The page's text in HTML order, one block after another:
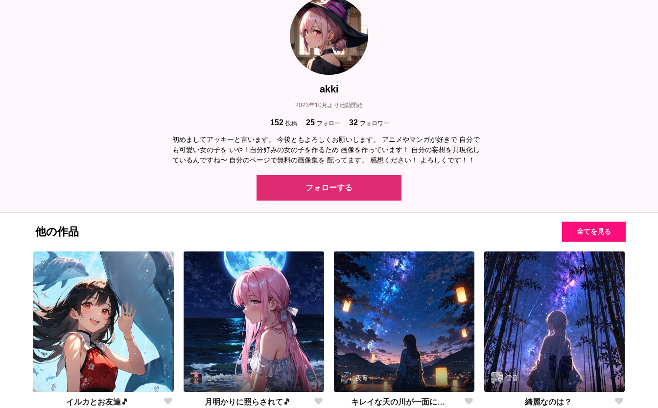
akki
2023年10月より活動開始
152 投稿 25 フォロー 32 フォロワー
初めましてアッキーと言います。 今後ともよろしくお願いします。 アニメやマンガが好きで 自分で
も可愛い女の子を いや！自分好みの女の子を作るため 画像を作っています！ 自分の妄想を具現化し
ているんですね〜 自分のページで無料の画像集を 配ってます。 感想ください！ よろしくです！！
フォローする
他の作品 全てを見る
イルカとお友達🎵
モモ
月明かりに照らされて🎵
夜宵
キレイな天の川が一面に…
雪音
綺麗なのは？